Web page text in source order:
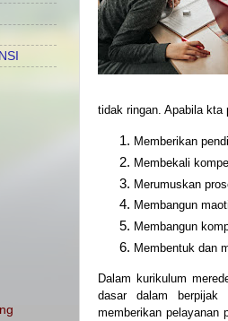
tidak ringan. Apabila kta
Memberikan
Membekali
Merumuskan
Membangun
Membangun
Membentuk dan
Dalam kurikulum
dasar dalam berpijak
memberikan pelayanan